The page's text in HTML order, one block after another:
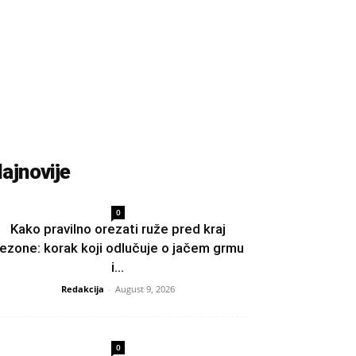
0
Kako pravilno orezati ruže pred kraj
korak koji odlučuje o jačem grmu
i...
Redakcija - August 9, 2026
0